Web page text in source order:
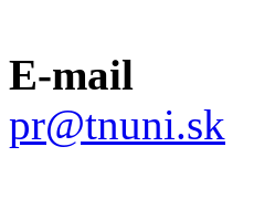
E-mail
pr@tnuni.sk